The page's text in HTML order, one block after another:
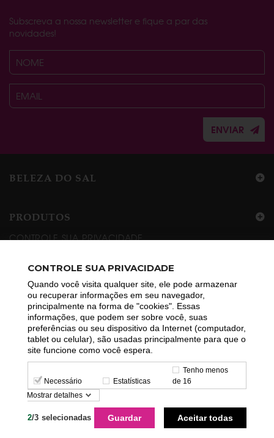
Subscreva a nossa newsletter e fique a par das
novidades!
ENVIAR
BELEZA DO SAL
PRODUTOS
CONTROLE SUA PRIVACIDADE
ÁREA DO CLIENTE
INFORMAÇÕES
© Beleza do Sal - 2016.
reservados.
CONTROLE SUA PRIVACIDADE
Quando você visita qualquer site, ele pode armazenar
ou recuperar informações em seu navegador,
principalmente na forma de "cookies". Essas
informações, que podem ser sobre você, suas
preferências ou seu dispositivo da Internet (computador,
tablet ou celular), são usadas principalmente para que o
site funcione como você espera.
Necessário Estatísticas
Tenho menos
de 16
Mostrar detalhes
2/3 selecionadas Aceitar todas
Guardar